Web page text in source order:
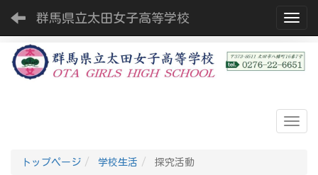
群馬県立太田女子高等学校
トップページ 学校生活 探究活動